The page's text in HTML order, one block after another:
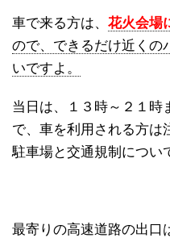
車で来る方は、 花火会場
ので、できるだけ近くの
いですよ。
当日は、１３時～２１時
で、車を利用される方は
駐車場と交通規制につい
最寄りの高速道路の出口